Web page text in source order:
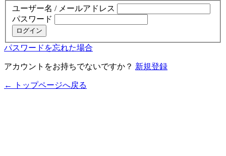
ユーザー名 / メールアドレス
パスワード
ログイン
パスワードを忘れた場合
アカウントをお持ちでないですか？ 新規登録
← トップページへ戻る